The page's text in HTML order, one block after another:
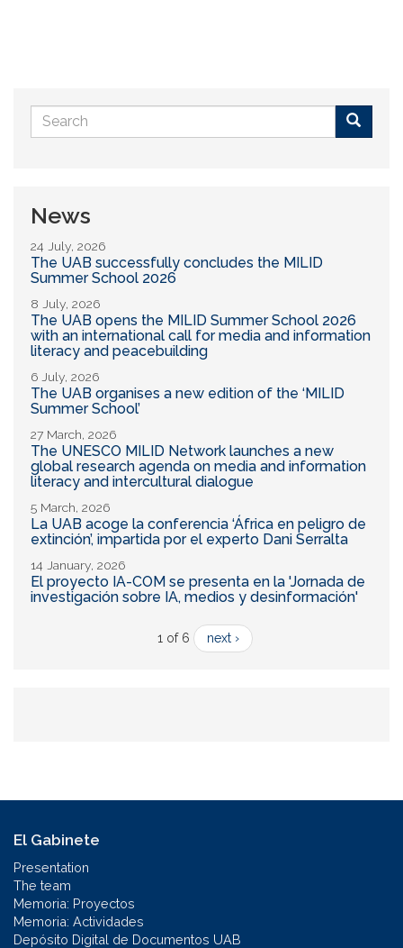
Search
form
News
24 July, 2026
The UAB successfully concludes the MILID
Summer School 2026
8 July, 2026
The UAB opens the MILID Summer School 2026
with an international call for media and information
literacy and peacebuilding
6 July, 2026
The UAB organises a new edition of the ‘MILID
Summer School’
27 March, 2026
The UNESCO MILID Network launches a new
global research agenda on media and information
literacy and intercultural dialogue
5 March, 2026
La UAB acoge la conferencia ‘África en peligro de
extinción’, impartida por el experto Dani Serralta
14 January, 2026
El proyecto IA-COM se presenta en la 'Jornada de
investigación sobre IA, medios y desinformación'
1 of 6 next ›
El Gabinete
Presentation
The team
Memoria: Proyectos
Memoria: Actividades
Depósito Digital de Documentos UAB